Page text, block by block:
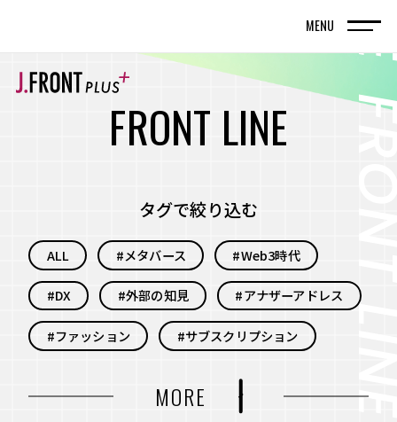
MENU
TOP トップページ
SPECIAL EDITION 特集記事
百貨店が街の新しい風景を編んでいく。神戸旧居
留地で体現する、共創型まちづくりの実践
地）に― グループシナジーと地域連携で街の魅
FRONT LINE
タグで絞り込む
ALL #メタバース #Web3時代
#DX #外部の知見 #アナザーアドレス
#ファッション #サブスクリプション
MORE